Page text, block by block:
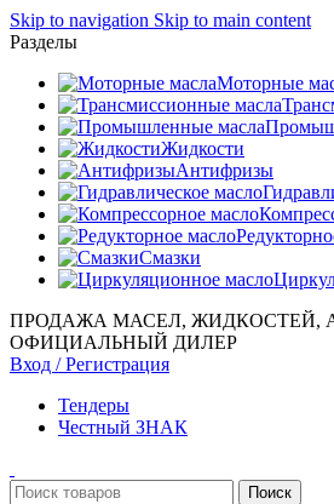
Skip to navigation Skip to main content
Разделы
Моторные
Жидкости
Антифризы
Смазки
ПРОДАЖА МАСЕЛ, ЖИДКОСТЕЙ,
ОФИЦИАЛЬНЫЙ ДИЛЕР
Вход / Регистрация
Тендеры
Честный ЗНАК
Поиск